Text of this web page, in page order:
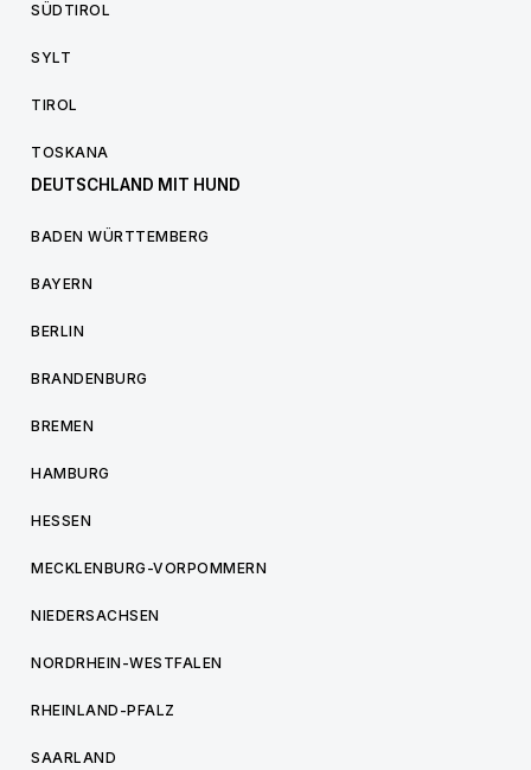
SÜDTIROL
SYLT
TIROL
TOSKANA
DEUTSCHLAND MIT HUND
BADEN WÜRTTEMBERG
BAYERN
BERLIN
BRANDENBURG
BREMEN
HAMBURG
HESSEN
MECKLENBURG-VORPOMMERN
NIEDERSACHSEN
NORDRHEIN-WESTFALEN
RHEINLAND-PFALZ
SAARLAND